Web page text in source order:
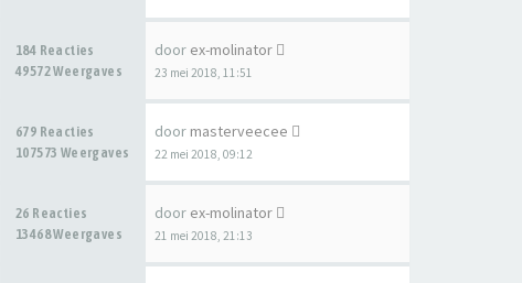
184 Reacties
49572 Weergaves
door ex-molinator
23 mei 2018, 11:51
679 Reacties
107573 Weergaves
door masterveecee
22 mei 2018, 09:12
26 Reacties
13468 Weergaves
door ex-molinator
21 mei 2018, 21:13